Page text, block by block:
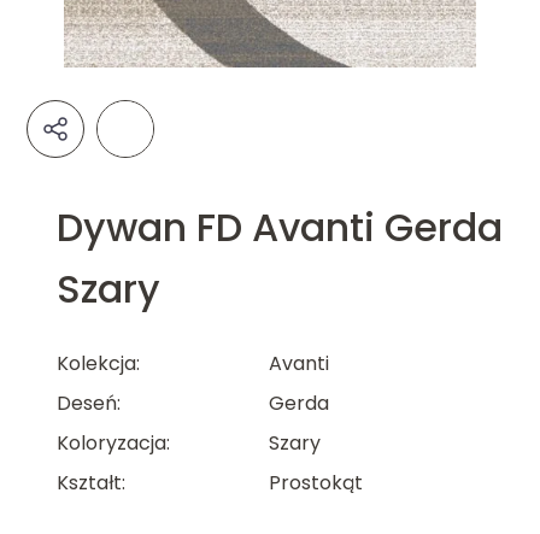
Dywan FD Avanti Gerda
Szary
Kolekcja
Avanti
Deseń
Gerda
Koloryzacja
Szary
Kształt
Prostokąt